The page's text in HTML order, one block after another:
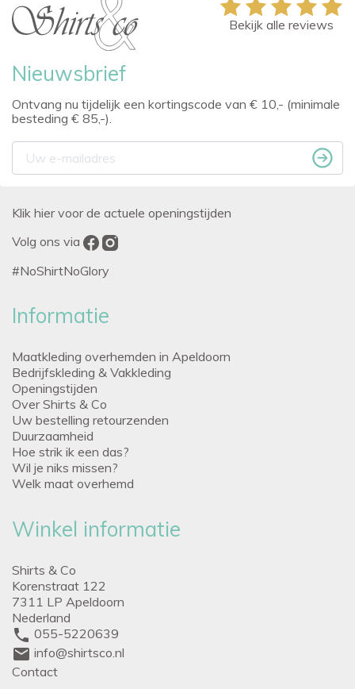
Nieuwsbrief
Ontvang nu tijdelijk een kortingscode van € 10,- (minimale
besteding € 85,-).
Bekijk alle reviews
Klik hier voor de actuele openingstijden
Volg ons via
#NoShirtNoGlory
Informatie
Maatkleding overhemden in Apeldoorn
Bedrijfskleding & Vakkleding
Openingstijden
Over Shirts & Co
Uw bestelling retourzenden
Duurzaamheid
Hoe strik ik een das?
Wil je niks missen?
Welk maat overhemd
Winkel informatie
Shirts & Co
Korenstraat 122
7311 LP Apeldoorn
Nederland
phone 055-5220639
mail info@shirtsco.nl
Contact